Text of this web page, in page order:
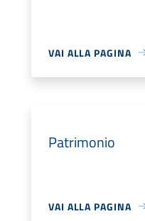
VAI ALLA PAGINA
Patrimonio
VAI ALLA PAGINA